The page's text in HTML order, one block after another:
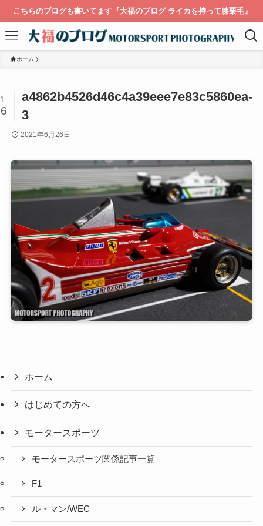
こちらのブログも書いてます『大福のブログ ライカを持って膝栗毛』
ホーム
a4862b4526d46c4a39eee7e83c5860ea-
3
2021年6月26日
ホーム
はじめての方へ
モータースポーツ
モータースポーツ関係記事一覧
F1
ル・マン/WEC